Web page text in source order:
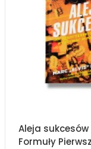
Aleja
Formuły